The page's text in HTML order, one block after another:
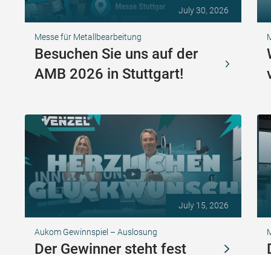
July 30, 2026
Messe für Metallbearbeitung
Besuchen Sie uns auf der
AMB 2026 in Stuttgart!
July 15, 2026
Aukom Gewinnspiel – Auslosung
Der Gewinner steht fest